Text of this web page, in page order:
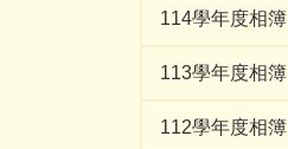
114學年度相簿
113學年度相簿
112學年度相簿